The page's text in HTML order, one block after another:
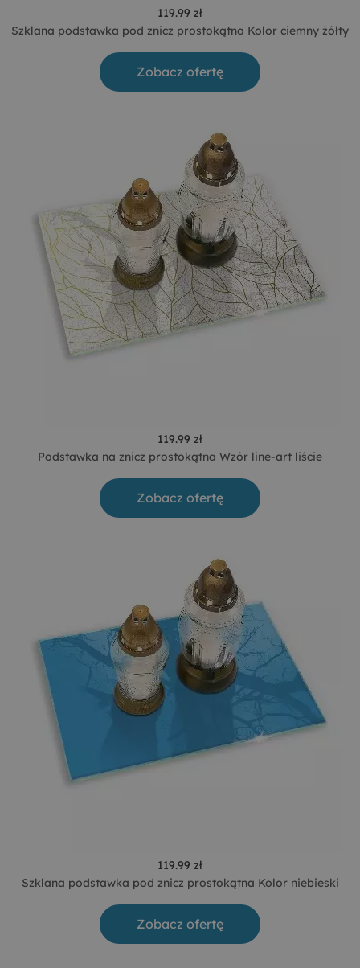
119.99 zł
Szklana podstawka pod znicz prostokątna Kolor ciemny żółty
Zobacz ofertę
119.99 zł
Podstawka na znicz prostokątna Wzór line-art liście
Zobacz ofertę
119.99 zł
Szklana podstawka pod znicz prostokątna Kolor niebieski
Zobacz ofertę